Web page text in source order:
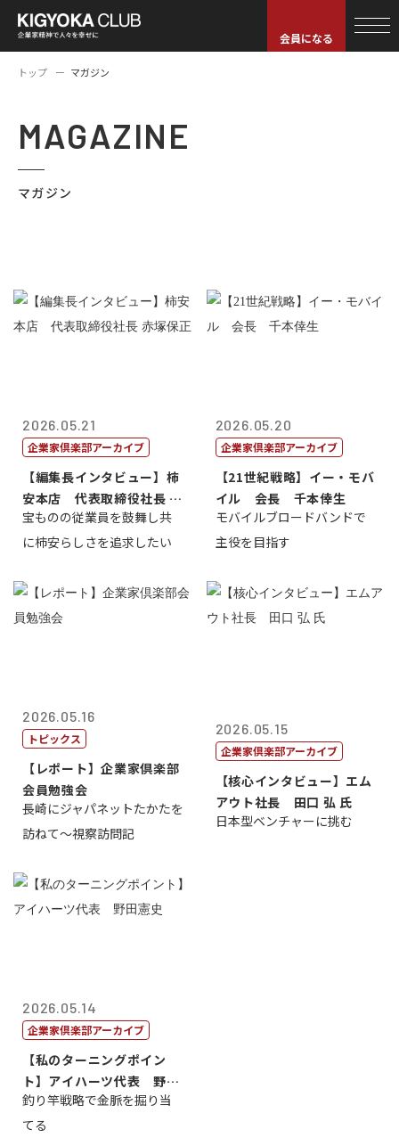
会員になる
トップ マガジン
MAGAZINE
マガジン
2026.05.21
企業家倶楽部アーカイブ
【編集長インタビュー】柿
安本店 代表取締役社長 赤
塚保正
宝ものの従業員を鼓舞し共
に柿安らしさを追求したい
2026.05.20
企業家倶楽部アーカイブ
【21世紀戦略】イー・モバ
イル 会長 千本倖生
モバイルブロードバンドで
主役を目指す
2026.05.16
トピックス
【レポート】企業家倶楽部
会員勉強会
長崎にジャパネットたかたを
訪ねて～視察訪問記
2026.05.15
企業家倶楽部アーカイブ
【核心インタビュー】エム
アウト社長 田口 弘 氏
日本型ベンチャーに挑む
2026.05.14
企業家倶楽部アーカイブ
【私のターニングポイン
ト】アイハーツ代表 野田
憲史
釣り竿戦略で金脈を掘り当
てる